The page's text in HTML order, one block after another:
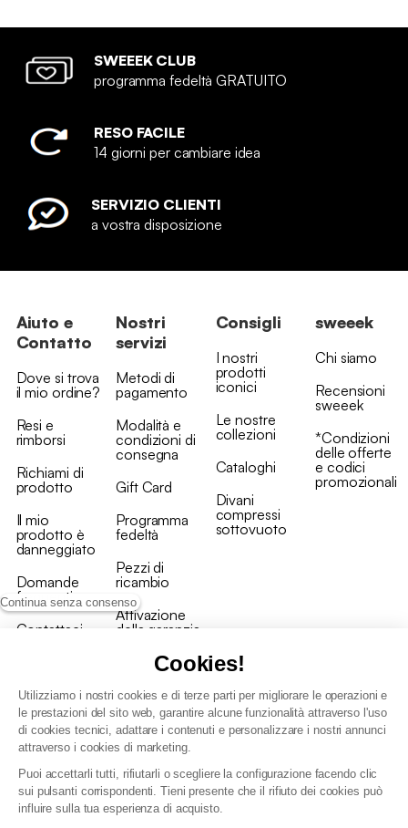
Continua senza consenso
Cookies!
Utilizziamo i nostri cookies e di terze parti per migliorare le operazioni e
le prestazioni del sito web, garantire alcune funzionalità attraverso l'uso
di cookies tecnici, adattare i contenuti e personalizzare i nostri annunci
attraverso i cookies di marketing.
Puoi accettarli tutti, rifiutarli o scegliere la configurazione facendo clic
sui pulsanti corrispondenti. Tieni presente che il rifiuto dei cookies può
influire sulla tua esperienza di acquisto.
SWEEEK CLUB
programma fedeltà GRATUITO
RESO FACILE
14 giorni per cambiare idea
SERVIZIO CLIENTI
a vostra disposizione
Aiuto e
Contatto
Dove si trova
il mio ordine?
Resi e
rimborsi
Richiami di
prodotto
Il mio
prodotto è
danneggiato
Domande
frequenti
Contattaci
Nostri
servizi
Metodi di
pagamento
Modalità e
condizioni di
consegna
Gift Card
Programma
fedeltà
Pezzi di
ricambio
Attivazione
della garanzia
Consigli
I nostri
prodotti
iconici
Le nostre
collezioni
Cataloghi
Divani
compressi
sottovuoto
sweeek
Chi siamo
Recensioni
sweeek
*Condizioni
delle offerte
e codici
promozionali
Condizioni generali vendita
Politica di gestione dei dati personali e dei cookie
Condizioni generali di vendita per clienti professionali
Dichiarazione di accessibilità